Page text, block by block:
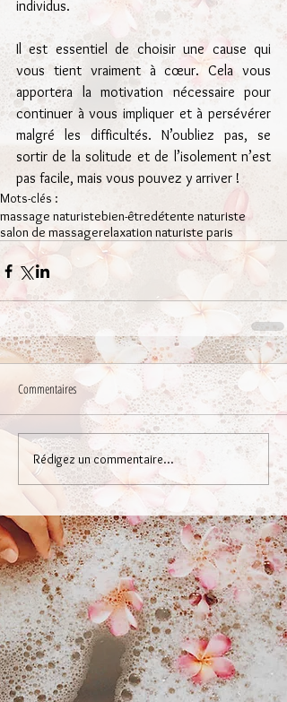
individus.
Il est essentiel de choisir une cause qui
vous tient vraiment à cœur. Cela vous
apportera la motivation nécessaire pour
continuer à vous impliquer et à persévérer
malgré les difficultés. N’oubliez pas, se
sortir de la solitude et de l’isolement n’est
pas facile, mais vous pouvez y arriver !
Mots-clés :
massage naturistebien-êtredétente naturiste
salon de massagerelaxation naturiste paris
Commentaires
Rédigez un commentaire...